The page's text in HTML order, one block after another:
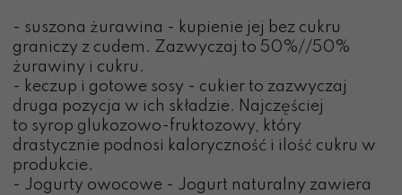
- suszona żurawina - kupienie jej bez cukru
graniczy z cudem. Zazwyczaj to 50%//50%
żurawiny i cukru.
- keczup i gotowe sosy - cukier to zazwyczaj
druga pozycja w ich składzie. Najczęściej
to syrop glukozowo-fruktozowy, który
drastycznie podnosi kaloryczność i ilość cukru w
produkcie.
- Jogurty owocowe - Jogurt naturalny zawiera